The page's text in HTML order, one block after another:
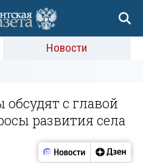
Новости
обсудят с главой
развития села